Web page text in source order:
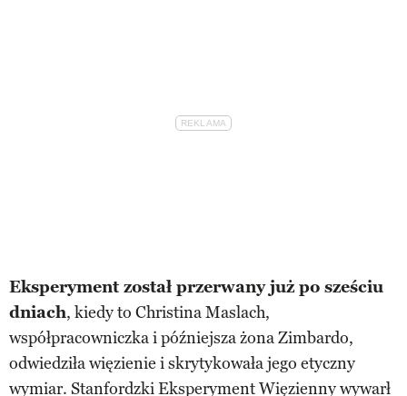
Eksperyment został przerwany już po sześciu
dniach, kiedy to Christina Maslach,
współpracowniczka i późniejsza żona Zimbardo,
odwiedziła więzienie i skrytykowała jego etyczny
wymiar. Stanfordzki Eksperyment Więzienny wywarł